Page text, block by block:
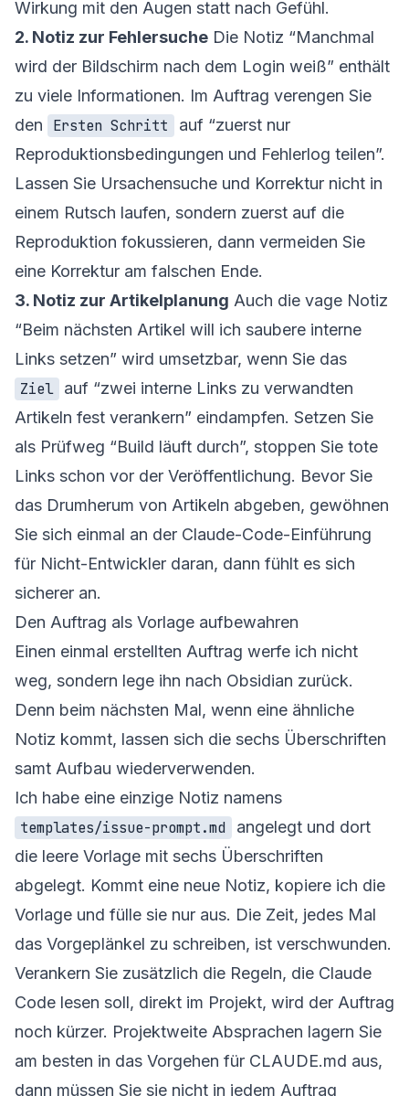
Wirkung mit den Augen statt nach Gefühl.
2. Notiz zur Fehlersuche Die Notiz “Manchmal
wird der Bildschirm nach dem Login weiß” enthält
zu viele Informationen. Im Auftrag verengen Sie
den
Ersten Schritt
auf “zuerst nur
Reproduktionsbedingungen und Fehlerlog teilen”.
Lassen Sie Ursachensuche und Korrektur nicht in
einem Rutsch laufen, sondern zuerst auf die
Reproduktion fokussieren, dann vermeiden Sie
eine Korrektur am falschen Ende.
3. Notiz zur Artikelplanung Auch die vage Notiz
“Beim nächsten Artikel will ich saubere interne
Links setzen” wird umsetzbar, wenn Sie das
Ziel
auf “zwei interne Links zu verwandten
Artikeln fest verankern” eindampfen. Setzen Sie
als Prüfweg “Build läuft durch”, stoppen Sie tote
Links schon vor der Veröffentlichung. Bevor Sie
das Drumherum von Artikeln abgeben, gewöhnen
Sie sich einmal an der Claude-Code-Einführung
für Nicht-Entwickler daran, dann fühlt es sich
sicherer an.
Den Auftrag als Vorlage aufbewahren
Einen einmal erstellten Auftrag werfe ich nicht
weg, sondern lege ihn nach Obsidian zurück.
Denn beim nächsten Mal, wenn eine ähnliche
Notiz kommt, lassen sich die sechs Überschriften
samt Aufbau wiederverwenden.
Ich habe eine einzige Notiz namens
templates/issue-prompt.md
angelegt und dort
die leere Vorlage mit sechs Überschriften
abgelegt. Kommt eine neue Notiz, kopiere ich die
Vorlage und fülle sie nur aus. Die Zeit, jedes Mal
das Vorgeplänkel zu schreiben, ist verschwunden.
Verankern Sie zusätzlich die Regeln, die Claude
Code lesen soll, direkt im Projekt, wird der Auftrag
noch kürzer. Projektweite Absprachen lagern Sie
am besten in das Vorgehen für CLAUDE.md aus,
dann müssen Sie sie nicht in jedem Auftrag